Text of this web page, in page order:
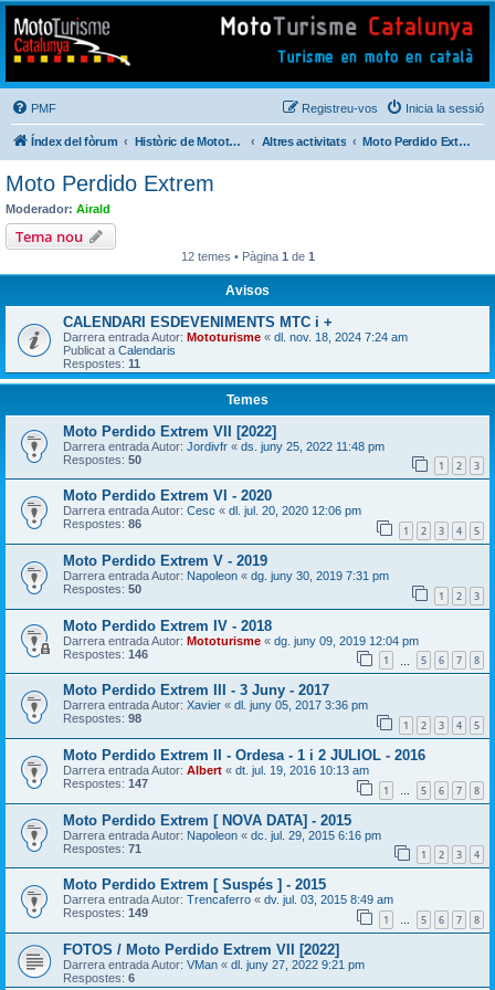
Mototurisme
Turisme en moto en català
PMF Inicia la sessió
Registreu-vos
Índex del fòrum Històric de Mototurisme Altres activitats Moto Perdido Extrem
Moto Perdido Extrem
Moderador: Airald
Tema nou
12 temes • Pàgina 1 de 1
Avisos
CALENDARI ESDEVENIMENTS MTC i +
Darrera entrada Autor: Mototurisme « dl. nov. 18, 2024 7:24 am
Publicat a Calendaris
Respostes: 11
Temes
Moto Perdido Extrem VII [2022]
Darrera entrada Autor: Jordivfr « ds. juny 25, 2022 11:48 pm
Respostes: 50 1 2 3
Moto Perdido Extrem VI - 2020
Darrera entrada Autor: Cesc « dl. jul. 20, 2020 12:06 pm
Respostes: 86 1 2 3 4 5
Moto Perdido Extrem V - 2019
Darrera entrada Autor: Napoleon « dg. juny 30, 2019 7:31 pm
Respostes: 50 1 2 3
Moto Perdido Extrem IV - 2018
Darrera entrada Autor: Mototurisme « dg. juny 09, 2019 12:04 pm
Respostes: 146 1 5 6 7 8
Moto Perdido Extrem III - 3 Juny - 2017
Darrera entrada Autor: Xavier « dl. juny 05, 2017 3:36 pm
Respostes: 98 1 2 3 4 5
Moto Perdido Extrem II - Ordesa - 1 i 2 JULIOL - 2016
Darrera entrada Autor: Albert « dt. jul. 19, 2016 10:13 am
Respostes: 147 1 5 6 7 8
Moto Perdido Extrem [ NOVA DATA] - 2015
Darrera entrada Autor: Napoleon « dc. jul. 29, 2015 6:16 pm
Respostes: 71 1 2 3 4
Moto Perdido Extrem [ Suspés ] - 2015
Darrera entrada Autor: Trencaferro « dv. jul. 03, 2015 8:49 am
Respostes: 149 1 … 5 6 7 8
FOTOS / Moto Perdido Extrem VII [2022]
Darrera entrada Autor: VMan « dl. juny 27, 2022 9:21 pm
Respostes: 6